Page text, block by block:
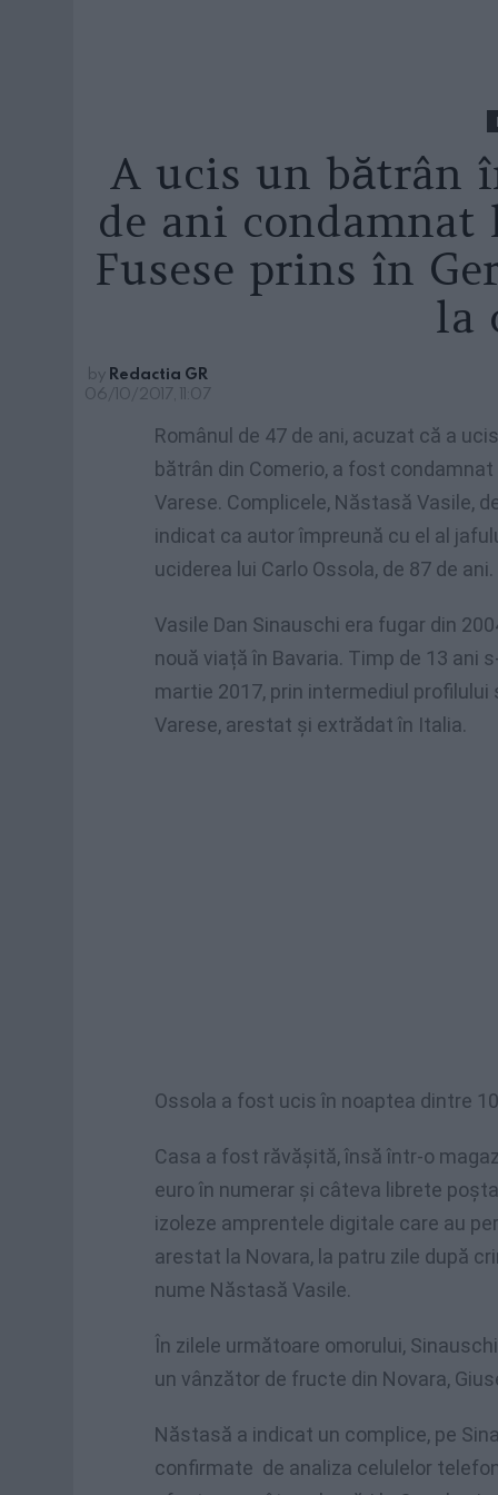
A ucis un bătrân
de ani condamnat
Fusese prins în
la
by Redactia GR
06/10/2017, 11:07
Românul de 47 de ani, acuzat că a
bătrân din Comerio, a fost
Varese. Complicele, Năstasă Vasile,
indicat ca autor împreună cu el al
uciderea lui Carlo Ossola, de 87 de ani.
Vasile Dan Sinauschi era fugar din
nouă viață în Bavaria. Timp de 13 ani
martie 2017, prin intermediul
Varese, arestat și extrădat în Italia.
Ossola a fost ucis în noaptea dintre
Casa a fost răvășită, însă într-o
euro în numerar și câteva librete
izoleze amprentele digitale care au
arestat la Novara, la patru zile după
nume Năstasă Vasile.
În zilele următoare omorului,
un vânzător de fructe din Novara,
Năstasă a indicat un complice, pe
confirmate de analiza celulelor